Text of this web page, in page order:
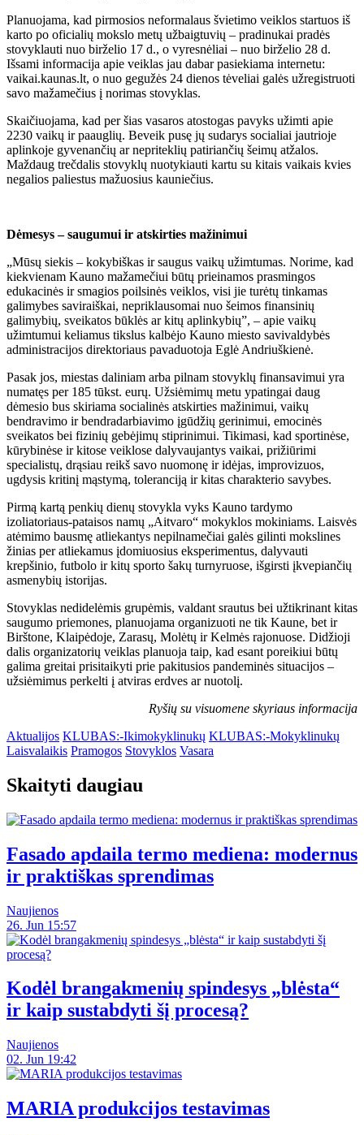
Planuojama, kad pirmosios neformalaus švietimo veiklos startuos iš
karto po oficialių mokslo metų užbaigtuvių – pradinukai pradės
stovyklauti nuo birželio 17 d., o vyresnėliai – nuo birželio 28 d.
Išsami informacija apie veiklas jau dabar pasiekiama internetu:
vaikai.kaunas.lt, o nuo gegužės 24 dienos tėveliai galės užregistruoti
savo mažamečius į norimas stovyklas.
Skaičiuojama, kad per šias vasaros atostogas pavyks užimti apie
2230 vaikų ir paauglių. Beveik pusę jų sudarys socialiai jautrioje
aplinkoje gyvenančių ar nepriteklių patiriančių šeimų atžalos.
Maždaug trečdalis stovyklų nuotykiauti kartu su kitais vaikais kvies
negalios paliestus mažuosius kauniečius.
Dėmesys – saugumui ir atskirties mažinimui
„Mūsų siekis – kokybiškas ir saugus vaikų užimtumas. Norime, kad
kiekvienam Kauno mažamečiui būtų prieinamos prasmingos
edukacinės ir smagios poilsinės veiklos, visi jie turėtų tinkamas
galimybes saviraiškai, nepriklausomai nuo šeimos finansinių
galimybių, sveikatos būklės ar kitų aplinkybių”, – apie vaikų
užimtumui keliamus tikslus kalbėjo Kauno miesto savivaldybės
administracijos direktoriaus pavaduotoja Eglė Andriuškienė.
Pasak jos, miestas daliniam arba pilnam stovyklų finansavimui yra
numatęs per 185 tūkst. eurų. Užsiėmimų metu ypatingai daug
dėmesio bus skiriama socialinės atskirties mažinimui, vaikų
bendravimo ir bendradarbiavimo įgūdžių gerinimui, emocinės
sveikatos bei fizinių gebėjimų stiprinimui. Tikimasi, kad sportinėse,
kūrybinėse ir kitose veiklose dalyvaujantys vaikai, prižiūrimi
specialistų, drąsiau reikš savo nuomonę ir idėjas, improvizuos,
ugdysis kritinį mąstymą, toleranciją ir kitas charakterio savybes.
Pirmą kartą penkių dienų stovykla vyks Kauno tardymo
izoliatoriaus-pataisos namų „Aitvaro“ mokyklos mokiniams. Laisvės
atėmimo bausmę atliekantys nepilnamečiai galės gilinti mokslines
žinias per atliekamus įdomiuosius eksperimentus, dalyvauti
krepšinio, futbolo ir kitų sporto šakų turnyruose, išgirsti įkvepiančių
asmenybių istorijas.
Stovyklas nedidelėmis grupėmis, valdant srautus bei užtikrinant kitas
saugumo priemones, planuojama organizuoti ne tik Kaune, bet ir
Birštone, Klaipėdoje, Zarasų, Molėtų ir Kelmės rajonuose. Didžioji
dalis organizatorių veiklas planuoja taip, kad esant poreikiui būtų
galima greitai prisitaikyti prie pakitusios pandeminės situacijos –
užsiėmimus perkelti į atviras erdves ar nuotolį.
Ryšių su visuomene skyriaus informacija
Aktualijos KLUBAS:-Ikimokyklinukų KLUBAS:-Mokyklinukų
Laisvalaikis Pramogos Stovyklos Vasara
Skaityti daugiau
Fasado apdaila termo mediena: modernus
ir praktiškas sprendimas
Naujienos
26. Jun 15:57
Kodėl brangakmenių spindesys „blėsta“
ir kaip sustabdyti šį procesą?
Naujienos
02. Jun 19:42
MARIA produkcijos testavimas